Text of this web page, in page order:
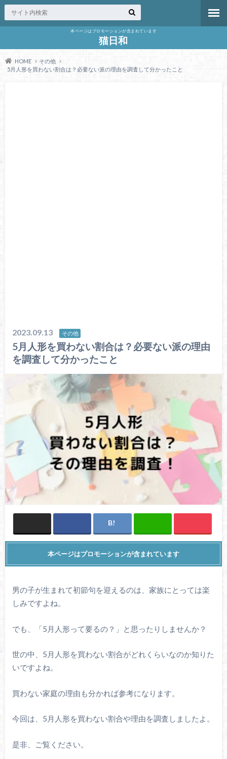
本ページはプロモーションが含まれています
猫日和
HOME
その他
5月人形を買わない割合は？必要ない派の理由を調査して分かったこと
2023.09.13 その他
5月人形を買わない割合は？必要ない派の理由
を調査して分かったこと
本ページはプロモーションが含まれています
男の子が生まれて初節句を迎えるのは、家族にとっては楽
しみですよね。
でも、「5月人形って要るの？」と思ったりしませんか？
世の中、5月人形を買わない割合がどれくらいなのか知りた
いですよね。
買わない家庭の理由も分かれば参考になります。
今回は、5月人形を買わない割合や理由を調査しましたよ。
是非、ご覧ください。